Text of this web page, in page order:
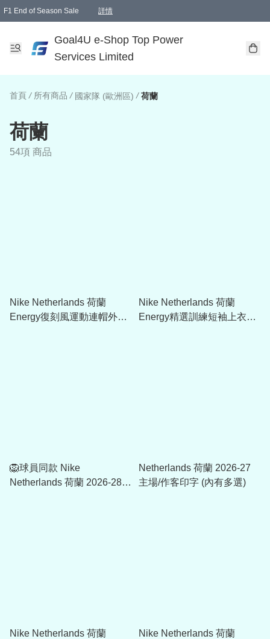
F1 End of Season Sale 詳情
Goal4U e-Shop Top Power
Services Limited
首頁 / 所有商品 / 國家隊 (歐洲區) / 荷蘭
荷蘭
54項 商品
Nike Netherlands 荷蘭
Energy復刻風運動連帽外套
Nike Netherlands 荷蘭
Energy精選訓練短袖上衣
🦁球員同款 Nike
Netherlands 荷蘭 2026-28
Netherlands 荷蘭 2026-27
主場/作客印字 (內有多選)
Nike Netherlands 荷蘭
Nike Netherlands 荷蘭